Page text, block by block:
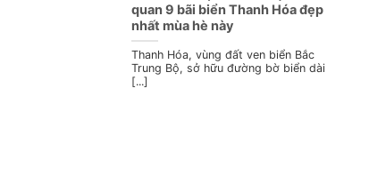
quan 9 bãi biển Thanh Hóa đẹp
nhất mùa hè này
Thanh Hóa, vùng đất ven biển Bắc
Trung Bộ, sở hữu đường bờ biển dài
[...]